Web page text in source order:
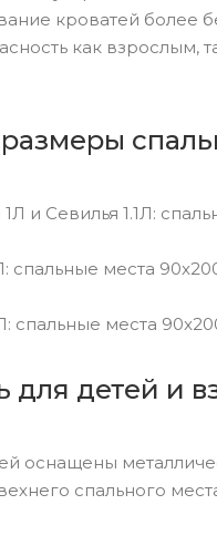
кроватей более
как взрослым,
и Севилья 1.1Л:
спальные места
спальные места
для детей и
оснащены
спального